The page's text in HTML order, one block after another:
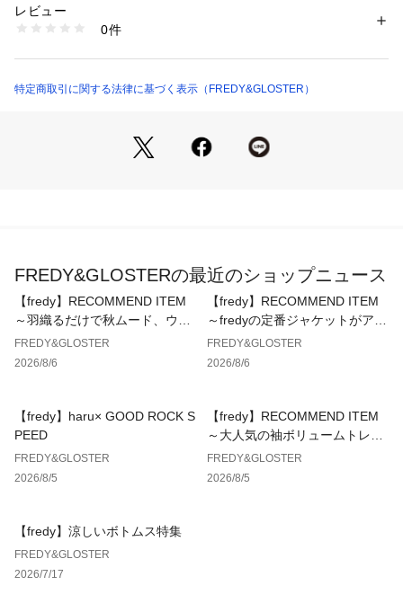
・エプロンのように身体に沿う独特なフォルム
・メインポケット＋フロントポケットの使いやすい収納設計
・ブランドアイコンのオレンジタグがアクセントに
ウエスト～斜め掛けまでアレンジでき、
無地コーデのアクセントとして映える。
2 シンプルコーデの主役に
白T×スラックスに合わせて、
3 レイヤード感覚で
ロングシャツや軽アウターの上から着用。
#UNIVERSALOVERALL #ユニバーサルオーバーオール #エプ
ロンバッグ #リップストップ #ワークスタイル #ショルダーバ
ッグ #26SS #ユニセックス #軽量バッグ #機能バッグ
ド。
ハードでリーズナブルなアイテムを、ほぼ1世紀近くに渡り拘
って追求し続けている。
商品番号：
6-0730-9-62-360 （ショップ）
レビュー
0件
特定商取引に関する法律に基づく表示（FREDY&GLOSTER）
FREDY&GLOSTERの最近のショップニュース
【fredy】RECOMMEND ITEM
～羽織るだけで秋ムード、ウエ
ストギャザーテーラードシャツ
～
FREDY&GLOSTER
2026/8/6
【fredy】RECOMMEND ITEM
～fredyの定番ジャケットがアッ
プデートして登場！～
FREDY&GLOSTER
2026/8/6
【fredy】haru× GOOD ROCK S
PEED
FREDY&GLOSTER
2026/8/5
【fredy】RECOMMEND ITEM
～大人気の袖ボリュームトレン
チコートに待望のミドル丈が新
登場！～
FREDY&GLOSTER
2026/8/5
【fredy】涼しいボトムス特集
FREDY&GLOSTER
2026/7/17